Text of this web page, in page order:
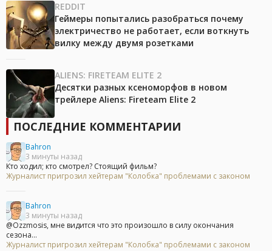
REDDIT
Геймеры попытались разобраться почему
электричество не работает, если воткнуть
вилку между двумя розетками
ALIENS: FIRETEAM ELITE 2
Десятки разных ксеноморфов в новом
трейлере Aliens: Fireteam Elite 2
ПОСЛЕДНИЕ КОММЕНТАРИИ
Bahron
3 минуты назад
Кто ходил; кто смотрел? Стоящий фильм?
Журналист пригрозил хейтерам "Колобка" проблемами с законом
Bahron
3 минуты назад
@Ozzmosis, мне видится что это произошло в силу окончания
сезона...
Журналист пригрозил хейтерам "Колобка" проблемами с законом